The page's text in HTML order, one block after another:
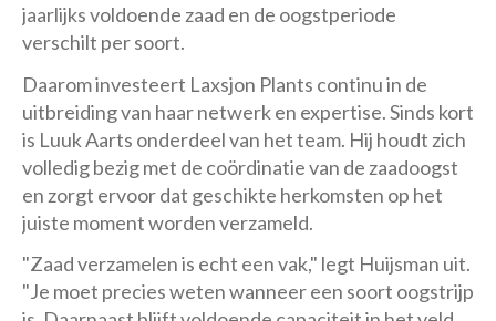
jaarlijks voldoende zaad en de oogstperiode
verschilt per soort.
Daarom investeert Laxsjon Plants continu in de
uitbreiding van haar netwerk en expertise. Sinds kort
is Luuk Aarts onderdeel van het team. Hij houdt zich
volledig bezig met de coördinatie van de zaadoogst
en zorgt ervoor dat geschikte herkomsten op het
juiste moment worden verzameld.
"Zaad verzamelen is echt een vak," legt Huijsman uit.
"Je moet precies weten wanneer een soort oogstrijp